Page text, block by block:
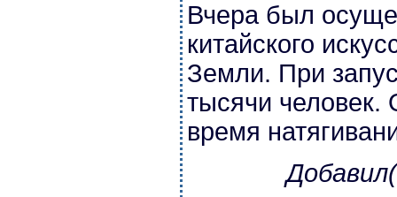
Вчера был
китайского
Земли. При
тысячи человек.
время